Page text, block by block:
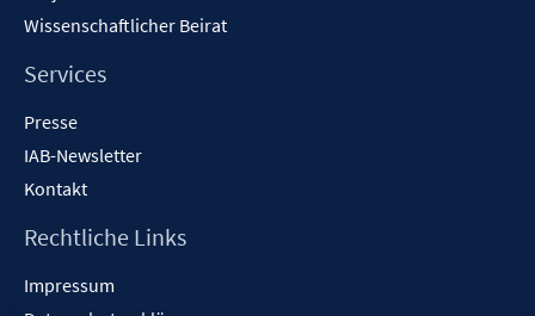
Wissenschaftlicher Beirat
Services
Presse
IAB-Newsletter
Kontakt
Rechtliche Links
Impressum